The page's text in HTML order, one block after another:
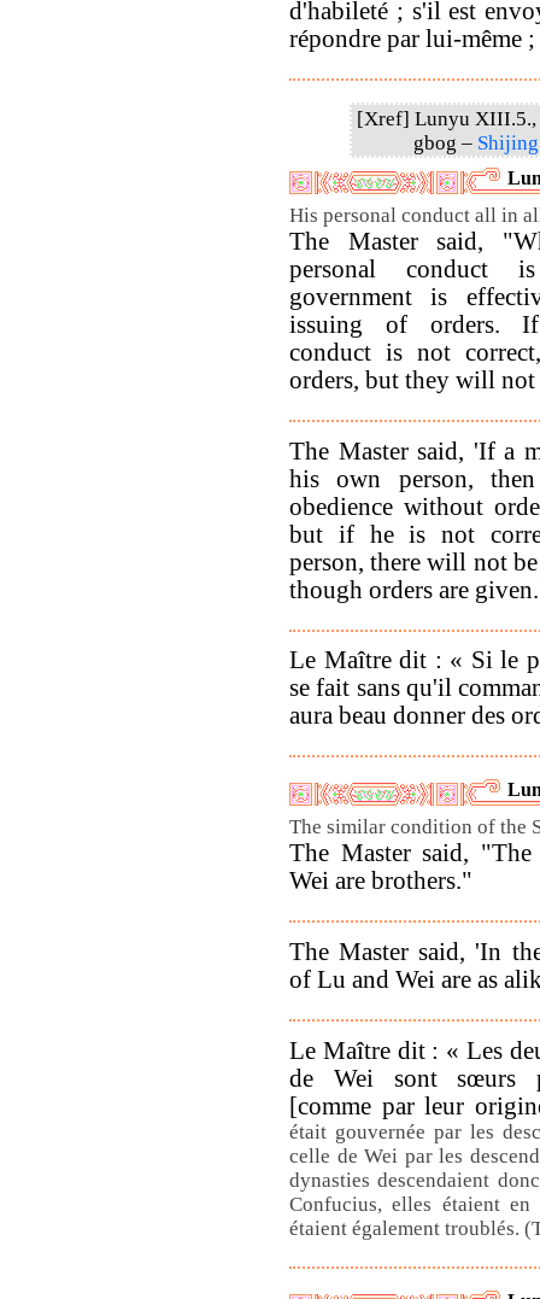
d'habileté ; s'il est
répondre par lui-même
[Xref] Lunyu XIII.5.,
gbog – Shijing
His personal conduct all in
The Master said,
personal conduct
government is
issuing of orders.
conduct is not
orders, but they will
The Master said, 'If a
his own person,
obedience without
but if he is not
person, there will not
though orders are
Le Maître dit : « Si le
se fait sans qu'il
aura beau donner des
The similar condition of the
The Master said,
Wei are brothers."
The Master said, 'In
of Lu and Wei are as
Le Maître dit : « Les
de Wei sont sœurs
[comme par leur
était gouvernée par les
celle de Wei par les
dynasties descendaient
Confucius, elles étaient
étaient également troublés.